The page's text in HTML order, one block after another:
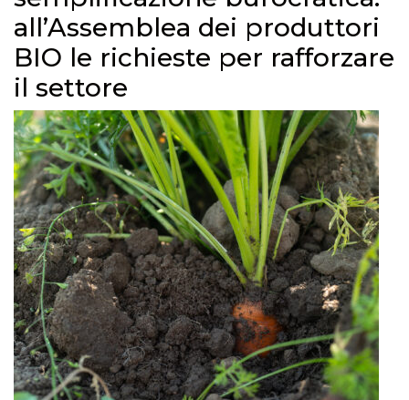
all’Assemblea dei produttori
BIO le richieste per rafforzare
il settore